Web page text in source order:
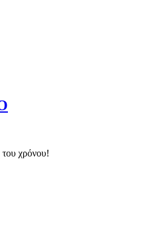
χρόνου!